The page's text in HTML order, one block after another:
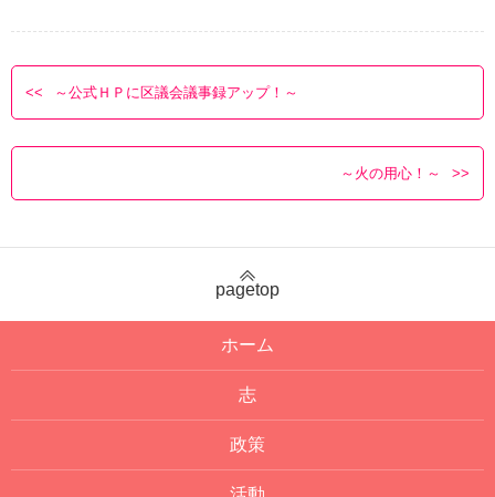
～公式ＨＰに区議会議事録アップ！～
～火の用心！～
pagetop
ホーム
志
政策